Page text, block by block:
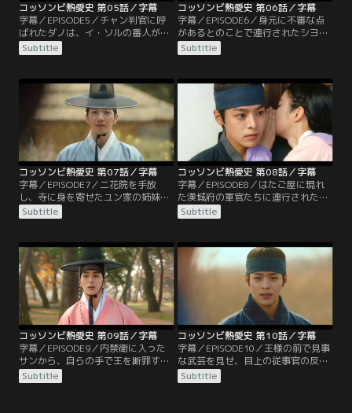
コッソンビ熱愛史 第05話／字幕
字幕／EPISODE5／チャン判官に呼
ばれたダノは、イ・ソルの番人が訪
ねてきたら知らせるように言われ
る。不思議に思うダノにチャン判官
にすると約束する。一方、イ・チャ
ンに呼び出されたチャン判官は、今
後イ・ソルに関する報告は直接する
ように言われる。また、富営閣で漢
城府による賭博の取り締まりが行わ
れ…。
Subtitle
コッソンビ熱愛史 第06話／字幕
字幕／EPISODE6／身元に不審な点
があるとのことで連行されたシヨ
ル。その姿を見たダノは、常にシヨ
ルのそばにいたサンが番人だと確信
ン。シヨルを助けに行ったら捕まっ
てしまうと説得するダノだが、サン
は聞き入れない。一方、育ての母親
の命が危ういと聞かされたユハ。本
家へ戻ると、父親の遺品と遺産を渡
される。
Subtitle
コッソンビ熱愛史 第07話／字幕
字幕／EPISODE7／二花院を手放
し、寺に身を寄せたユン家の姉妹と
羅州宅。ユクホとユハが会いに来る
が、後を付けられてチャン判官に居
ャン判官はダノに刀を突きつけ、
イ・ソルが誰なのか答えろと脅す。
そこへ謎の剣客が現れダノたちを助
ける。剣客が番人だと確信したチャ
ン判官だが、同じような格好をした
剣客がもう1人現れ困惑する。
Subtitle
コッソンビ熱愛史 第08話／字幕
字幕／EPISODE8／はたご屋に現れ
た漢城府の軍官たちに連行されたダ
ノ。チャン判官から竜の絵が描かれ
た輪図を取り上げられ、なぜ廃世子
られる。かたくなに答えないダノだ
が、首を絞められて十数年前にイ・
ソルをかくまったことを話してしま
う。そこへユハが現れ、借金を返す
代わりにダノを解放するよう要求す
Subtitle
コッソンビ熱愛史 第09話／字幕
字幕／EPISODE9／内禁衛に入った
サンから、自らの手で王を断罪する
つもりだと聞いたダノ。いくら止め
ても聞く耳を持たないサンを見て、
Subtitle
コッソンビ熱愛史 第10話／字幕
字幕／EPISODE10／王様の前で見事
な武芸を見せ、目上の従事官の反感
を買ってしまったサン。1人で武器
を磨くはめになるが、そこで内禁衛
Subtitle